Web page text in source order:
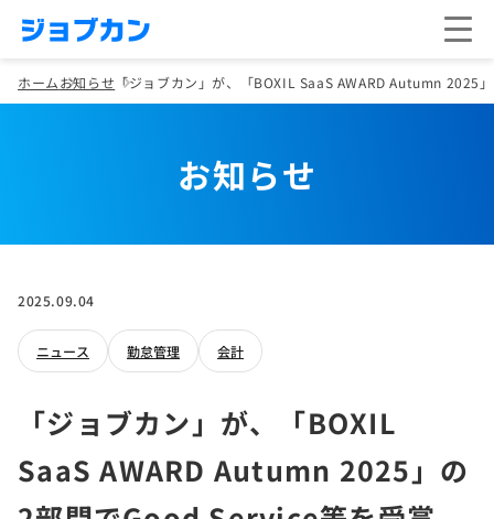
ホームお知らせ 「ジョブカン」が、「BOXIL SaaS AWARD Autumn 2025
お知らせ
2025.09.04
ニュース 勤怠管理 会計
「ジョブカン」が、「BOXIL
SaaS AWARD Autumn 2025」の